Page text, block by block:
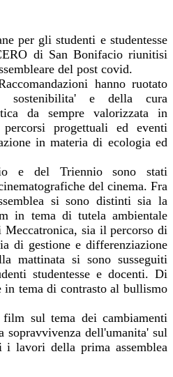
per gli studenti e studentesse
di San Bonifacio riunitisi
del post covid.
hanno ruotato
e della cura
da sempre valorizzata in
progettuali ed eventi
in materia di ecologia ed
e del Triennio sono stati
del cinema. Fra
si sono distinti sia la
in tema di tutela ambientale
sia il percorso di
di gestione e differenziazione
mattinata si sono susseguiti
studentesse e docenti. Di
tema di contrasto al bullismo
sul tema dei cambiamenti
dell'umanita' sul
i lavori della prima assemblea